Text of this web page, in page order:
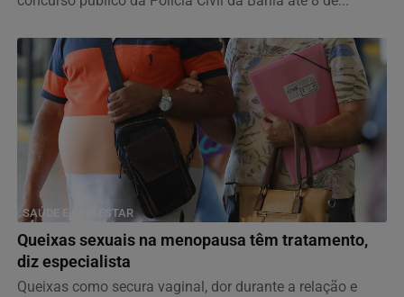
SAÚDE E BEM-ESTAR
Queixas sexuais na menopausa têm tratamento,
diz especialista
Queixas como secura vaginal, dor durante a relação e